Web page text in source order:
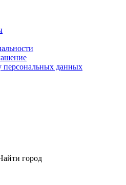
персональных данных
город